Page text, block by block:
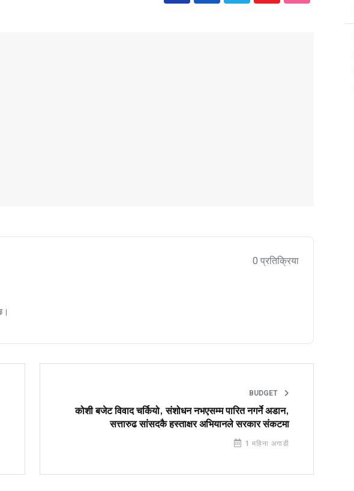
0 प्रतिक्रिया
BUDGET
कोशी बजेट विवाद चर्कियो, संशोधन नभएसम्म पारित नगर्ने अडान,
सत्तारुढ सांसदकै हस्ताक्षर अभियानले सरकार संकटमा
1 महिना अगाडी